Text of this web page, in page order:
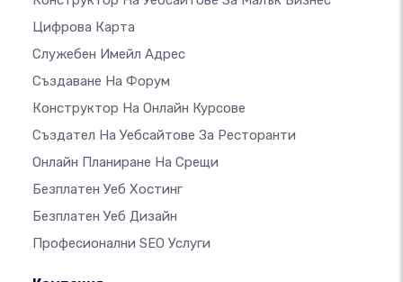
Цифрова Карта
Служебен Имейл Адрес
Създаване На Форум
Конструктор На Онлайн Курсове
Създател На Уебсайтове За Ресторанти
Онлайн Планиране На Срещи
Безплатен Уеб Хостинг
Безплатен Уеб Дизайн
Професионални SEO Услуги